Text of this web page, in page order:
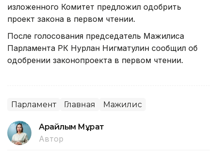
изложенного Комитет предложил одобрить
проект закона в первом чтении.
После голосования председатель Мажилиса
Парламента РК Нурлан Нигматулин сообщил об
одобрении законопроекта в первом чтении.
Парламент Главная Мажилис
Арайлым Мұрат
Автор